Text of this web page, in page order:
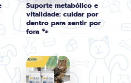
Suporte metabólico e
vitalidade: cuidar por
dentro para sentir por
fora 🐾